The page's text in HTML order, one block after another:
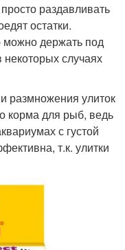
раздавливать
остатки.
можно держать под
некоторых случаях
размножения улиток
корма для рыб, ведь
с густой
т.к. улитки